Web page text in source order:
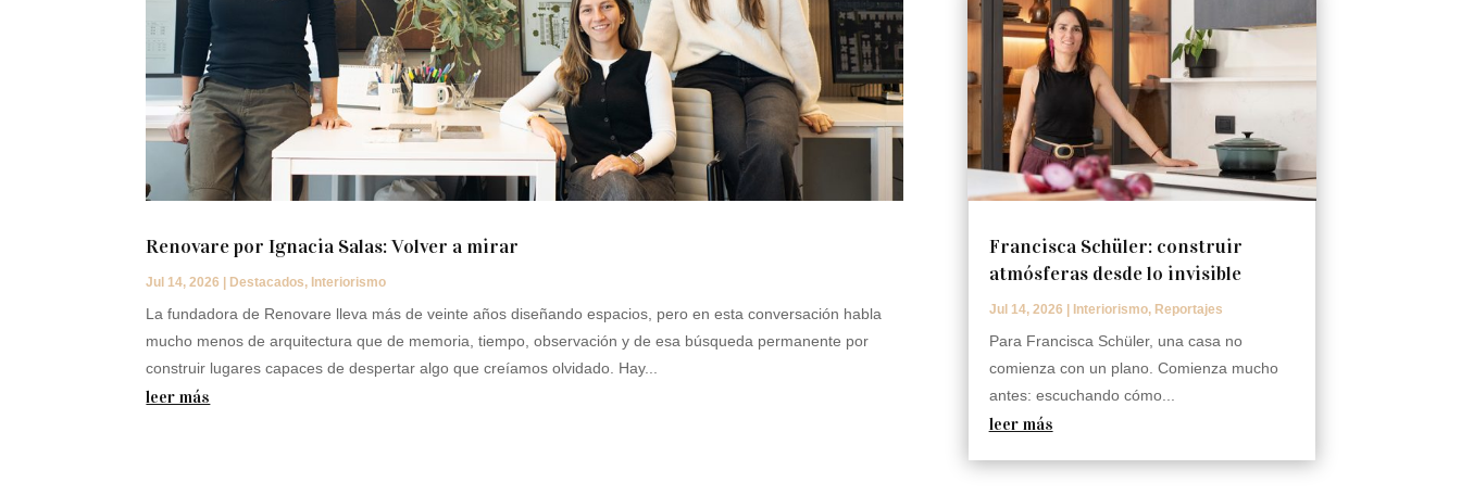
Renovare por Ignacia Salas: Volver a mirar
Jul 14, 2026 | Destacados, Interiorismo
La fundadora de Renovare lleva más de veinte años diseñando espacios, pero en esta conversación habla
mucho menos de arquitectura que de memoria, tiempo, observación y de esa búsqueda permanente por
construir lugares capaces de despertar algo que creíamos olvidado. Hay...
leer más
Francisca Schüler: construir
atmósferas desde lo invisible
Jul 14, 2026 Interiorismo, Reportajes
Para Francisca Schüler, una casa no
comienza con un plano. Comienza mucho
antes: escuchando cómo...
leer más